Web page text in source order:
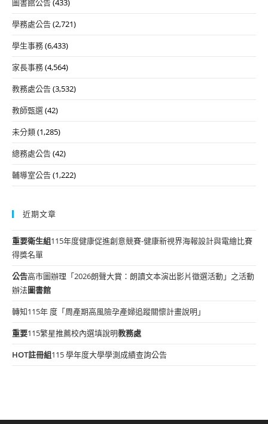
圖書館公告(433)
學務處公告(2,721)
學生事務(6,433)
家長事務(4,564)
教務處公告(3,532)
教師甄選(42)
未分類(1,285)
總務處公告(42)
輔導室公告(1,222)
近期文章
重要衛生組115年度健康促進創意競賽-健康新視界海報設計與電繪比賽
得獎名單
公告高市圖辦理「2026朗聲大賞：朗讀文本演出影片徵選活動」之活動
辦法圖書館
轉知115年 度「周產期高風險孕產婦追蹤關懷計畫說明」
重要115繁星推薦校內選填說明教務處
HOT註冊組115 學年度大學學測成績查詢公告